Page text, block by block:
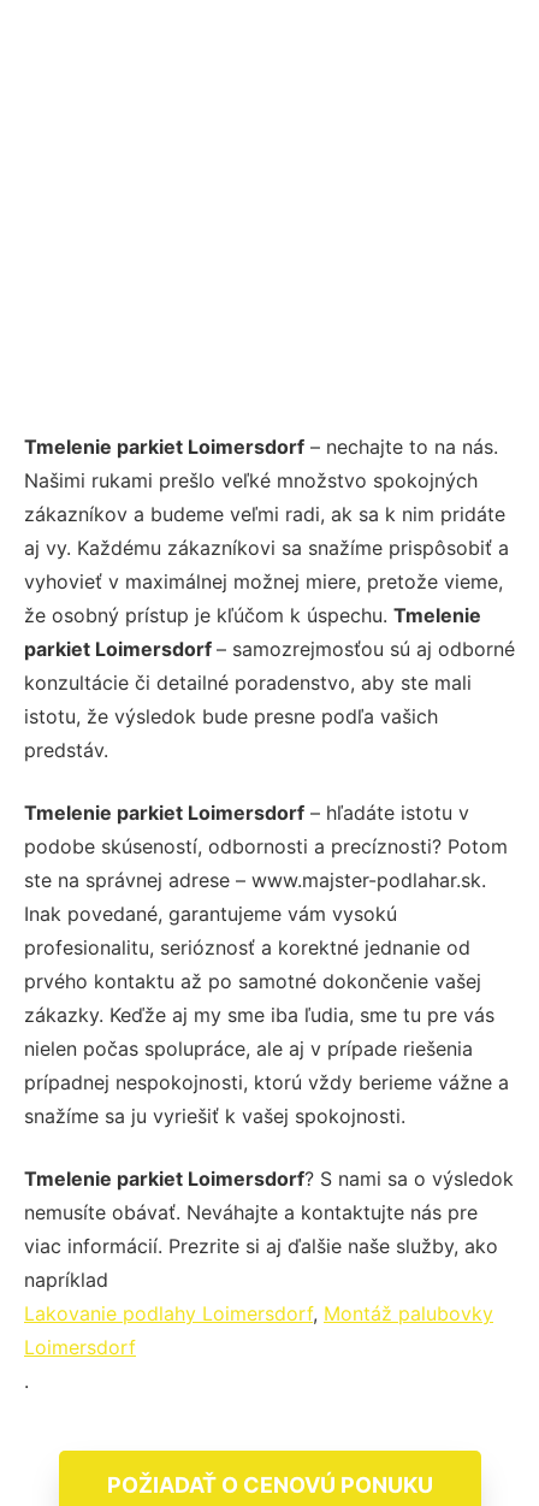
Tmelenie parkiet Loimersdorf – nechajte to na nás.
Našimi rukami prešlo veľké množstvo spokojných
zákazníkov a budeme veľmi radi, ak sa k nim pridáte
aj vy. Každému zákazníkovi sa snažíme prispôsobiť a
vyhovieť v maximálnej možnej miere, pretože vieme,
že osobný prístup je kľúčom k úspechu. Tmelenie
parkiet Loimersdorf – samozrejmosťou sú aj odborné
konzultácie či detailné poradenstvo, aby ste mali
istotu, že výsledok bude presne podľa vašich
predstáv.
Tmelenie parkiet Loimersdorf – hľadáte istotu v
podobe skúseností, odbornosti a precíznosti? Potom
ste na správnej adrese – www.majster-podlahar.sk.
Inak povedané, garantujeme vám vysokú
profesionalitu, serióznosť a korektné jednanie od
prvého kontaktu až po samotné dokončenie vašej
zákazky. Keďže aj my sme iba ľudia, sme tu pre vás
nielen počas spolupráce, ale aj v prípade riešenia
prípadnej nespokojnosti, ktorú vždy berieme vážne a
snažíme sa ju vyriešiť k vašej spokojnosti.
Tmelenie parkiet Loimersdorf? S nami sa o výsledok
nemusíte obávať. Neváhajte a kontaktujte nás pre
viac informácií. Prezrite si aj ďalšie naše služby, ako
napríklad
Lakovanie podlahy Loimersdorf, Montáž palubovky
Loimersdorf
.
POŽIADAŤ O CENOVÚ PONUKU